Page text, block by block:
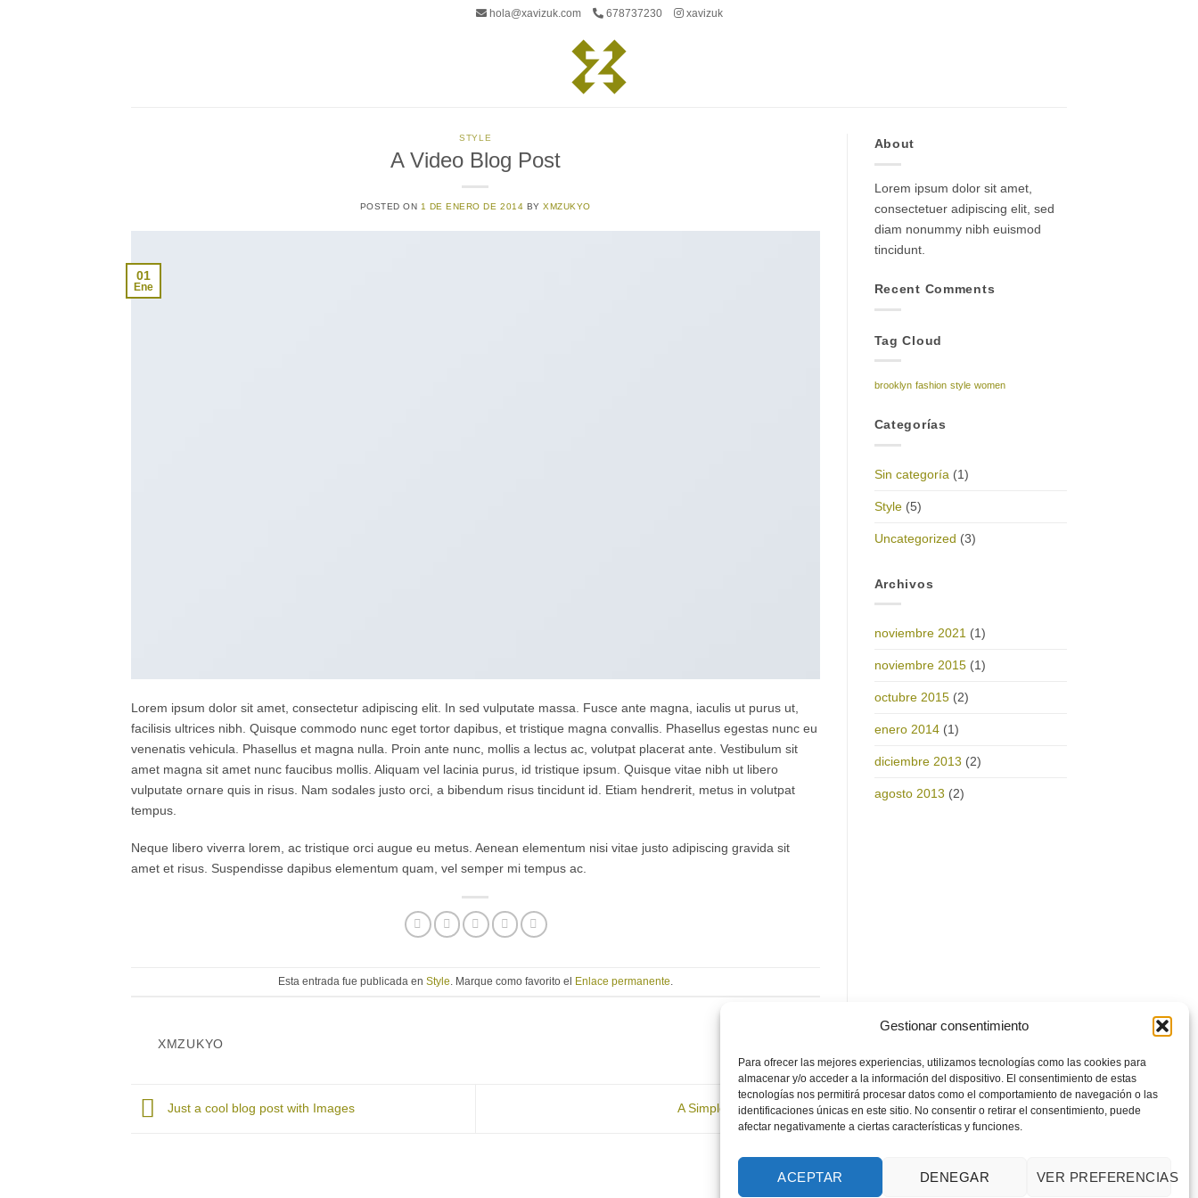
Gestionar consentimiento
Para ofrecer las mejores experiencias, utilizamos tecnologías como las cookies para
almacenar y/o acceder a la información del dispositivo. El consentimiento de estas
tecnologías nos permitirá procesar datos como el comportamiento de navegación o las
identificaciones únicas en este sitio. No consentir o retirar el consentimiento, puede
afectar negativamente a ciertas características y funciones.
ACEPTAR DENEGAR VER PREFERENCIAS
hola@xavizuk.com 678737230 xavizuk
STYLE
A Video Blog Post
POSTED ON 1 DE ENERO DE 2014 BYXMZUKYO
01
Ene
Lorem ipsum dolor sit amet, consectetur adipiscing elit. In sed vulputate massa. Fusce ante magna, iaculis ut purus ut,
facilisis ultrices nibh. Quisque commodo nunc eget tortor dapibus, et tristique magna convallis. Phasellus egestas nunc eu
venenatis vehicula. Phasellus et magna nulla. Proin ante nunc, mollis a lectus ac, volutpat placerat ante. Vestibulum sit
amet magna sit amet nunc faucibus mollis. Aliquam vel lacinia purus, id tristique ipsum. Quisque vitae nibh ut libero
vulputate ornare quis in risus. Nam sodales justo orci, a bibendum risus tincidunt id. Etiam hendrerit, metus in volutpat
tempus.
Neque libero viverra lorem, ac tristique orci augue eu metus. Aenean elementum nisi vitae justo adipiscing gravida sit
amet et risus. Suspendisse dapibus elementum quam, vel semper mi tempus ac.
Esta entrada fue publicada en Style . Marque como favorito el Enlace permanente
XMZUKYO
Just a cool blog post with Images A Simple Blog Post
About
Lorem ipsum dolor sit amet,
consectetuer adipiscing elit, sed
diam nonummy nibh euismod
tincidunt.
Recent Comments
Tag Cloud
brooklyn fashion style women
Categorías
Sin categoría (1)
Style(5)
Uncategorized (3)
Archivos
noviembre 2021(1)
noviembre 2015(1)
octubre 2015(2)
enero 2014(1)
diciembre 2013 (2)
agosto 2013 (2)